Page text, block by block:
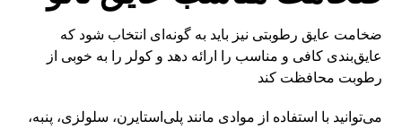
ضخامت عایق رطوبتی نیز باید به گونه‌ای انتخاب شود که
عایق‌بندی کافی و مناسب را ارائه دهد و کولر را به خوبی از
رطوبت محافظت کند
می‌توانید با استفاده از موادی مانند پلی‌استایرن، سلولزی، پنبه،